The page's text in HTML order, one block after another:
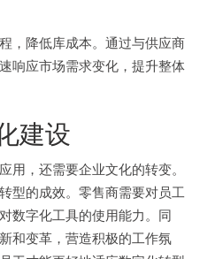
，降低库成本。通过与供应商
响应市场需求变化，提升整体
建设
用，还需要企业文化的转变。
型的成效。零售商需要对员工
数字化工具的使用能力。同
和变革，营造积极的工作氛